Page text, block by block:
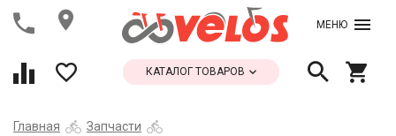
МЕНЮ
КАТАЛОГ ТОВАРОВ
Главная Запчасти